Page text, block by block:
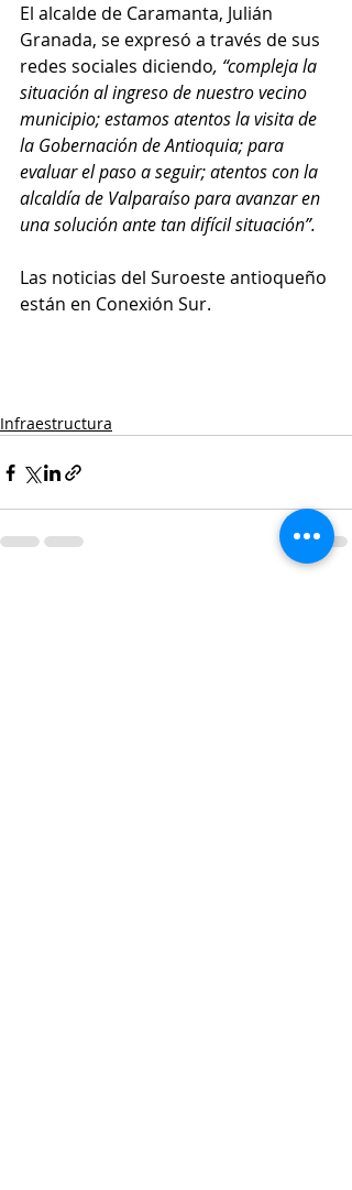
El alcalde de Caramanta, Julián
Granada, se expresó a través de sus
redes sociales diciendo, “compleja la
situación al ingreso de nuestro vecino
municipio; estamos atentos la visita de
la Gobernación de Antioquia; para
evaluar el paso a seguir; atentos con la
alcaldía de Valparaíso para avanzar en
una solución ante tan difícil situación”.
Las noticias del Suroeste antioqueño
están en Conexión Sur.
Infraestructura